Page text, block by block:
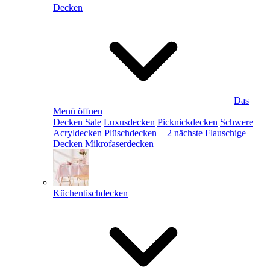
Decken
Das
Menü öffnen
Decken Sale Luxusdecken Picknickdecken Schwere
Acryldecken Plüschdecken + 2 nächste Flauschige
Decken Mikrofaserdecken
Küchentischdecken